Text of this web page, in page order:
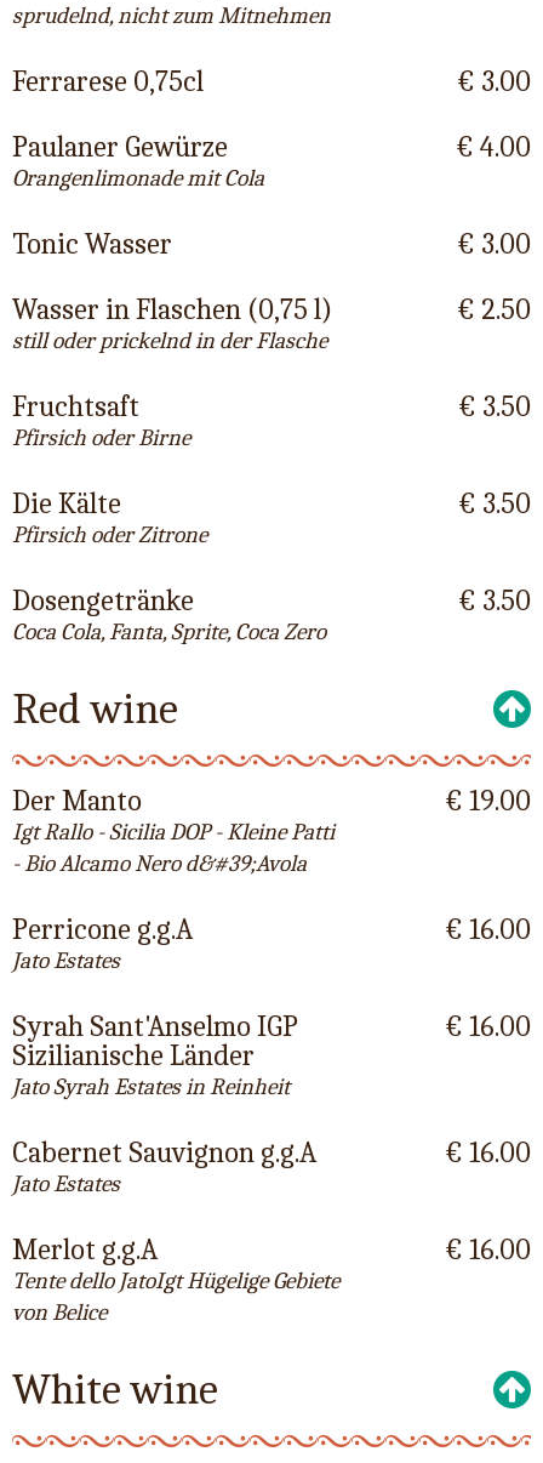
sprudelnd, nicht zum Mitnehmen
Ferrarese 0,75cl
€ 3.00
Paulaner Gewürze
Orangenlimonade mit Cola
€ 4.00
Tonic Wasser
€ 3.00
Wasser in Flaschen (0,75 l)
still oder prickelnd in der Flasche
€ 2.50
Fruchtsaft
Pfirsich oder Birne
€ 3.50
Die Kälte
Pfirsich oder Zitrone
€ 3.50
Dosengetränke
Coca Cola, Fanta, Sprite, Coca Zero
€ 3.50
Red wine
Der Manto
Igt Rallo - Sicilia DOP - Kleine Patti
- Bio Alcamo Nero d&#39;Avola
€ 19.00
Perricone g.g.A
Jato Estates
€ 16.00
Syrah Sant'Anselmo IGP
Sizilianische Länder
Jato Syrah Estates in Reinheit
€ 16.00
Cabernet Sauvignon g.g.A
Jato Estates
€ 16.00
Merlot g.g.A
Tente dello JatoIgt Hügelige Gebiete
von Belice
€ 16.00
White wine